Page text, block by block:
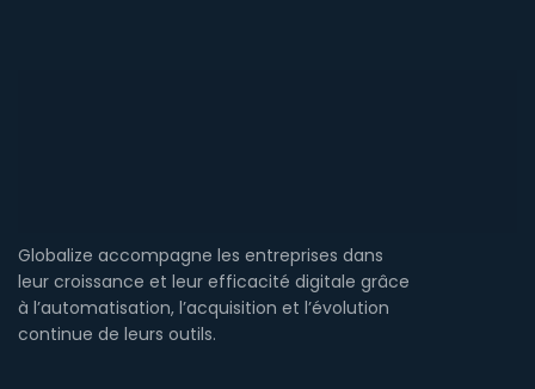
Globalize accompagne les entreprises dans
leur croissance et leur efficacité digitale grâce
à l’automatisation, l’acquisition et l’évolution
continue de leurs outils.